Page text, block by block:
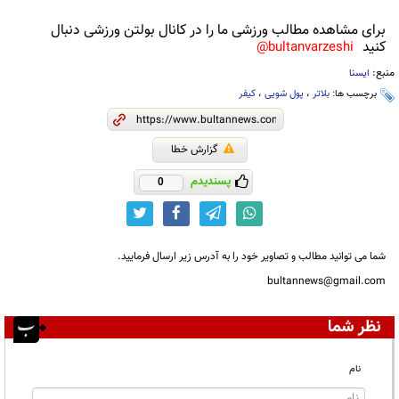
برای مشاهده مطالب ورزشی ما را در کانال بولتن ورزشی دنبال
کنید bultanvarzeshi@
منبع: ایسنا
برچسب ها: بلاتر ، پول شویی ، کیفر
گزارش خطا
پسندیدم 0
شما می توانید مطالب و تصاویر خود را به آدرس زیر ارسال فرمایید.
bultannews@gmail.com
نظر شما
نام